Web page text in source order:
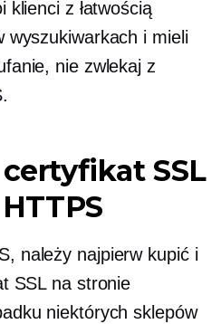
klienci z łatwością
wyszukiwarkach i mieli
nie zwlekaj z
SSL
należy najpierw kupić i
SSL na stronie
niektórych sklepów